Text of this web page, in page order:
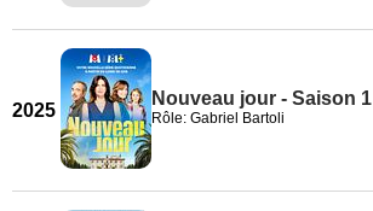
2025
Nouveau jour - Saison 1
Rôle: Gabriel Bartoli